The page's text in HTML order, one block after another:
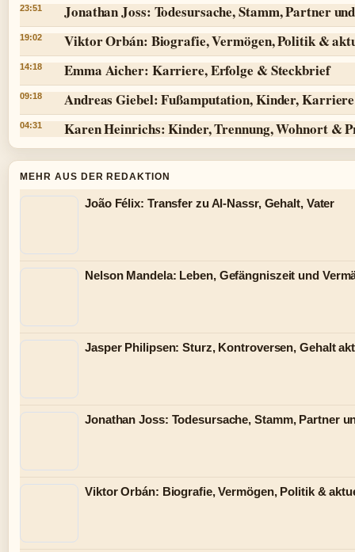
23:51 Jonathan Joss: Todesursache, Stamm, Partner
19:02 Viktor Orbán: Biografie, Vermögen, Politik &
14:18 Emma Aicher: Karriere, Erfolge & Steckbrief
09:18 Andreas Giebel: Fußamputation, Kinder,
04:31 Karen Heinrichs: Kinder, Trennung, Wohnort &
MEHR AUS DER REDAKTION
João Félix: Transfer zu Al-Nassr, Gehalt, Vater
Nelson Mandela: Leben, Gefängniszeit und
Jasper Philipsen: Sturz, Kontroversen, Gehalt
Jonathan Joss: Todesursache, Stamm, Partner
Viktor Orbán: Biografie, Vermögen, Politik &